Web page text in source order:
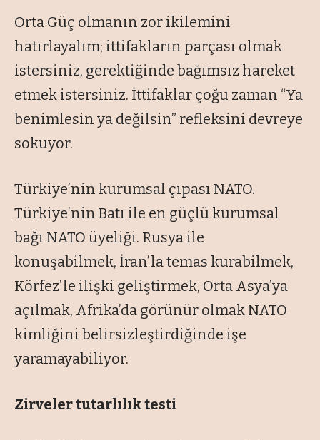
Orta Güç olmanın zor ikilemini
hatırlayalım; ittifakların parçası olmak
istersiniz, gerektiğinde bağımsız hareket
etmek istersiniz. İttifaklar çoğu zaman “Ya
benimlesin ya değilsin” refleksini devreye
sokuyor.
Türkiye’nin kurumsal çıpası NATO.
Türkiye’nin Batı ile en güçlü kurumsal
bağı NATO üyeliği. Rusya ile
konuşabilmek, İran’la temas kurabilmek,
Körfez’le ilişki geliştirmek, Orta Asya’ya
açılmak, Afrika’da görünür olmak NATO
kimliğini belirsizleştirdiğinde işe
yaramayabiliyor.
Zirveler tutarlılık testi